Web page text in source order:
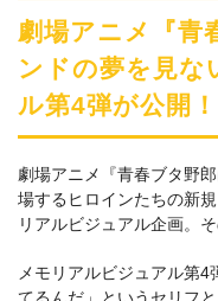
劇場アニメ『青
ンドの夢を見な
ル第4弾が公開！
劇場アニメ『青春ブタ野
場するヒロインたちの新
リアルビジュアル企画。
メモリアルビジュアル第